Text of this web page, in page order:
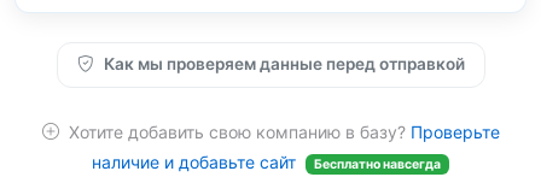
Как мы проверяем данные перед отправкой
Хотите добавить свою компанию в базу? Проверьте
наличие и добавьте сайт
Бесплатно навсегда